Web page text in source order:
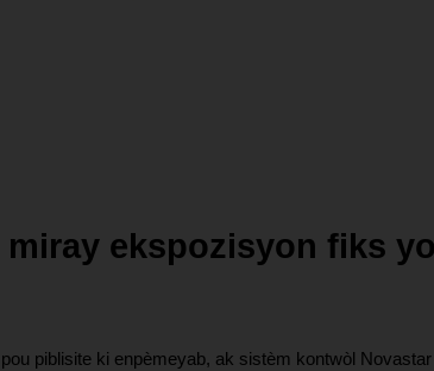
ekspozisyon fiks yo
piblisite ki enpèmeyab, ak sistèm kontwòl